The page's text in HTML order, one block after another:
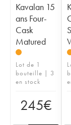
Kavalan 15
ans Four-
Cask
Matured
Lot de 1
bouteille | 3
en stock
245€